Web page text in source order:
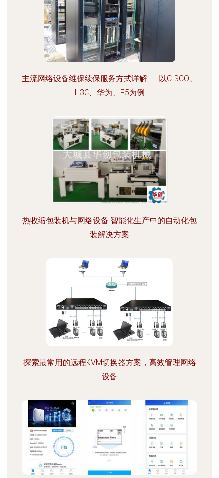
主流网络设备维保续保服务方式详解——以CISCO、
H3C、华为、F5为例
热收缩包装机与网络设备 智能化生产中的自动化包
装解决方案
探索最常用的远程KVM切换器方案，高效管理网络
设备